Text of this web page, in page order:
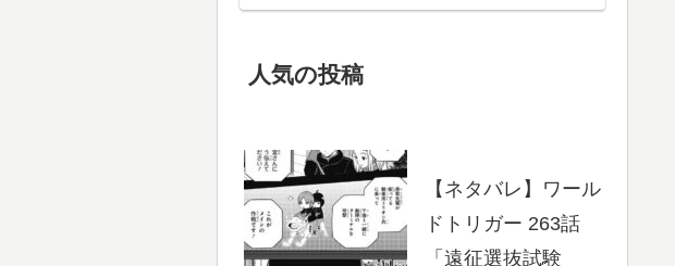
人気の投稿
【ネタバレ】ワール
ドトリガー 263話
「遠征選抜試験